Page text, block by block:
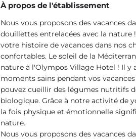
À propos de l'établissement
Nous vous proposons des vacances
douillettes entrelacées avec la nature
votre histoire de vacances dans nos
confortables. Le soleil de la
nature à l'Olympos Village Hotel ! Il y
moments sains pendant vos
pouvez cueillir des légumes nutritifs
biologique. Grâce à notre activité de
la fois physique et émotionnelle
nature.
Nous vous proposons des vacances